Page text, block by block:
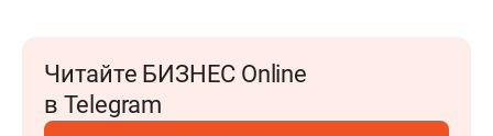
Читайте БИЗНЕС Online
в Telegram